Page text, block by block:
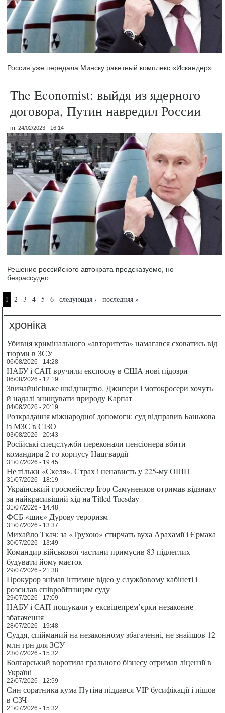
Россия уже передала Минску ракетный комплекс «Искандер».
The Economist: выйдя из ядерного
договора, Путин навредил России
пт, 24/02/2023 - 16:14
Решение российского автократа предсказуемо, но
безрассудно.
Страницы
1 2 3 4 5 6 следующая › последняя »
хроніка
Убивця кримінального «авторитета» намагався сховатись від
тюрми в ЗСУ
06/08/2026 - 14:28
НАБУ і САП вручили експослу в США нові підозри
06/08/2026 - 12:19
Звичайнісіньке шкідництво. Джипери і мотокросери хочуть
й надалі знищувати природу Карпат
04/08/2026 - 20:19
Розкрадання міжнародної допомоги: суд відправив Банькова
із МЗС в СІЗО
03/08/2026 - 20:43
Російські спецслужби переконали пенсіонера вбити
командира 2-го корпусу Нацгвардії
31/07/2026 - 19:45
Не тільки «Скеля». Страх і ненависть у 225-му ОШП
31/07/2026 - 18:19
Український гросмейстер Ігор Самуненков отримав відзнаку
за найкрасивіший хід на Titled Tuesday
31/07/2026 - 14:48
ФСБ «шиє» Дурову тероризм
31/07/2026 - 13:37
Михайло Ткач: за «Трухою» стирчать вуха Арахамії і Єрмака
30/07/2026 - 13:49
Командир військової частини примусив 83 підлеглих
будувати йому маєток
29/07/2026 - 21:38
Прокурор знімав інтимне відео у службовому кабінеті і
розсилав співробітницям суду
29/07/2026 - 17:09
НАБУ і САП пошукали у ексвіцепрем’єрки незаконне
збагачення
28/07/2026 - 19:48
Суддя, спійманий на незаконному збагаченні, не знайшов 12
млн грн для ЗСУ
23/07/2026 - 15:32
Болгарський воротила грального бізнесу отримав ліцензії в
Україні
22/07/2026 - 12:59
Син соратника кума Путіна піддався VIP-бусифікації і пішов
в СЗЧ
21/07/2026 - 15:32